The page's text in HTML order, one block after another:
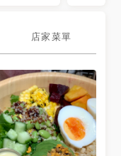
店家菜單